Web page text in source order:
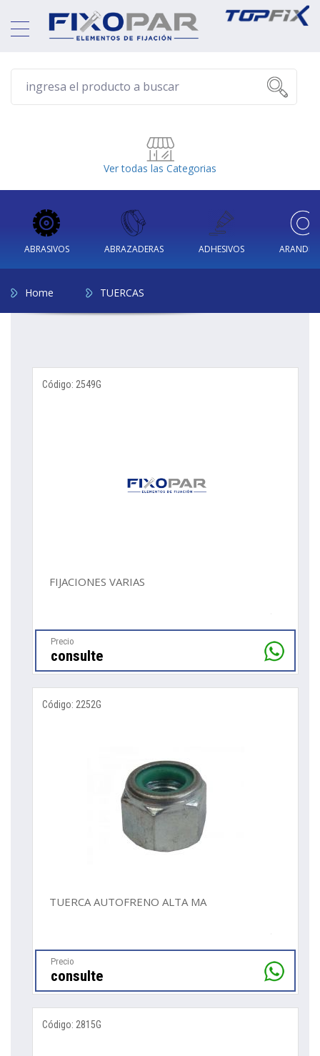
Ver todas las Categorias
ABRASIVOS ABRAZADERAS ADHESIVOS
SILICONAS Y SELLADORES TORNILLOS TUERCAS
Home TUERCAS
Código: 2549G
FIJACIONES VARIAS
Precio
consulte
Código: 2252G
TUERCA AUTOFRENO ALTA MA
Precio
consulte
Código: 2815G